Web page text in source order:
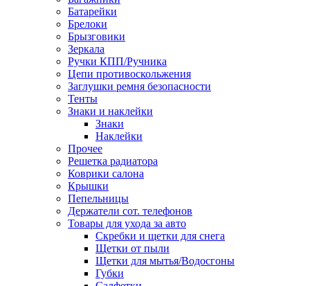
Батарейки
Брелоки
Брызговики
Зеркала
Ручки КПП/Ручника
Цепи противоскольжения
Заглушки ремня безопасности
Тенты
Знаки и наклейки
Знаки
Наклейки
Прочее
Решетка радиатора
Коврики салона
Крышки
Пепельницы
Держатели сот. телефонов
Товары для ухода за авто
Скребки и щетки для снега
Щетки от пыли
Щетки для мытья/Водосгоны
Губки